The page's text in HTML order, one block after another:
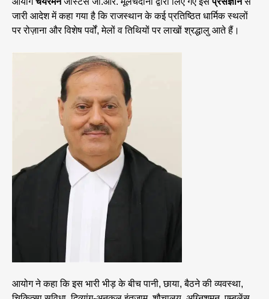
जारी आदेश में कहा गया है कि राजस्थान के कई प्रतिष्ठित धार्मिक स्थलों
पर रोज़ाना और विशेष पर्वों, मेलों व तिथियों पर लाखों श्रद्धालु आते हैं।
आयोग ने कहा कि इस भारी भीड़ के बीच पानी, छाया, बैठने की व्यवस्था,